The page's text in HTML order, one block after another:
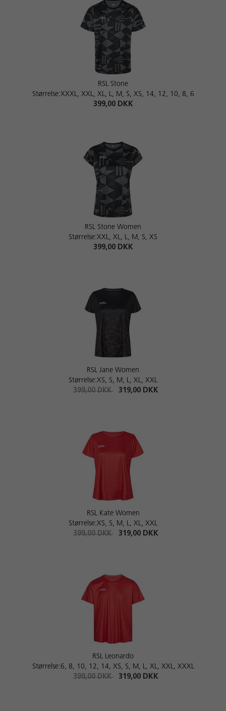
RSL Stone
Størrelse:XXXL, XXL, XL, L, M, S, XS, 14, 12, 10, 8, 6
399,00 DKK
RSL Stone Women
Størrelse:XXL, XL, L, M, S, XS
399,00 DKK
RSL Jane Women
Størrelse:XS, S, M, L, XL, XXL
399,00 DKK
319,00 DKK
RSL Kate Women
Størrelse:XS, S, M, L, XL, XXL
399,00 DKK
319,00 DKK
RSL Leonardo
Størrelse:6, 8, 10, 12, 14, XS, S, M, L, XL, XXL, XXXL
399,00 DKK
319,00 DKK